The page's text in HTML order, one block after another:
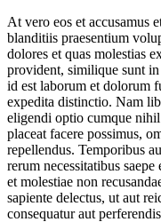
At vero eos et accusamus
blanditiis praesentium
dolores et quas molestias
provident, similique sunt
id est laborum et dolorum
expedita distinctio. Nam
eligendi optio cumque
placeat facere possimus,
repellendus. Temporibus
rerum necessitatibus
et molestiae non
sapiente delectus, ut aut
consequatur aut